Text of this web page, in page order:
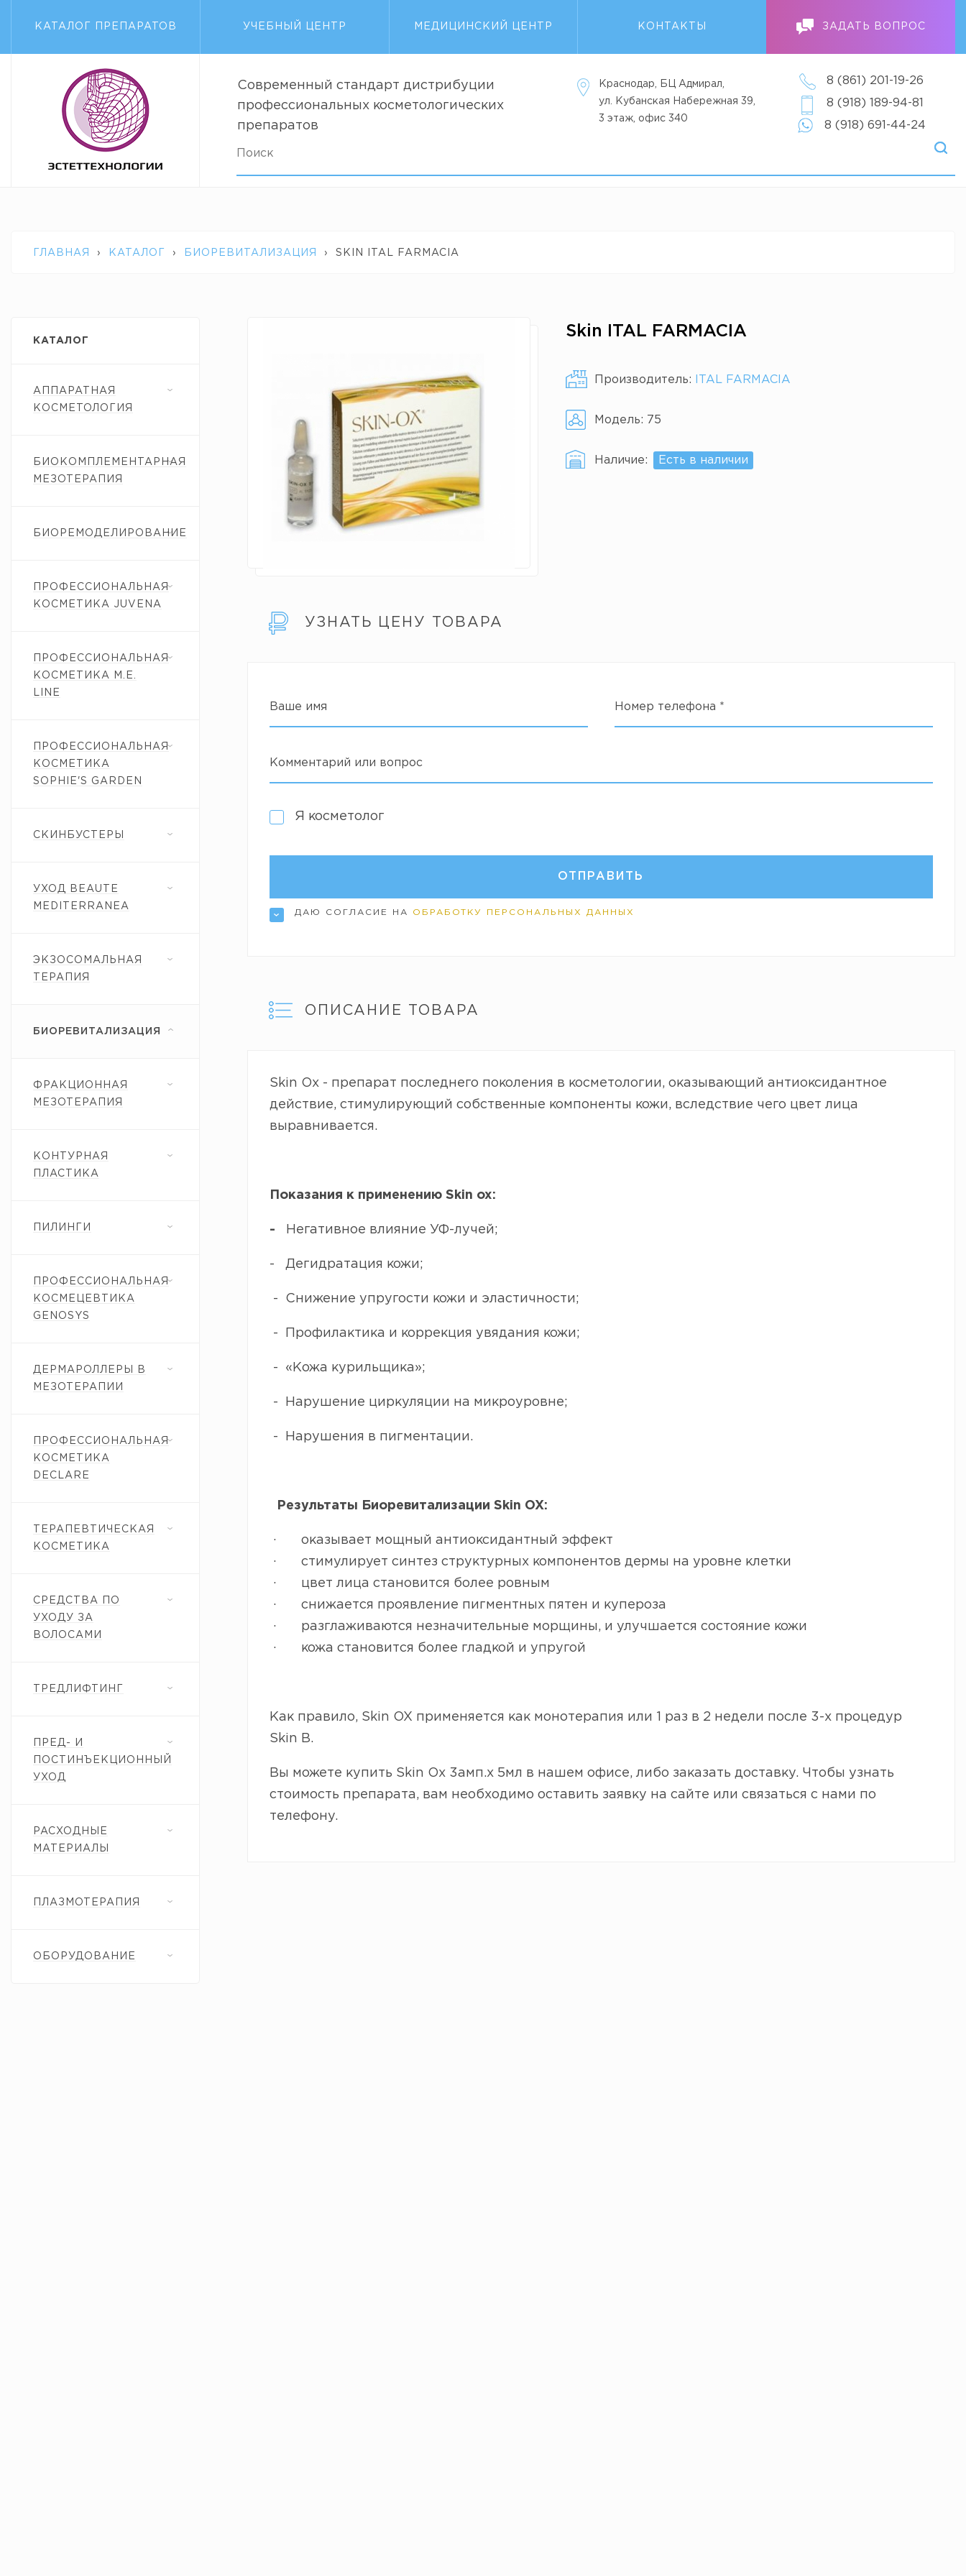
КАТАЛОГ ПРЕПАРАТОВ УЧЕБНЫЙ ЦЕНТР МЕДИЦИНСКИЙ ЦЕНТР КОНТАКТЫ ЗАДАТЬ ВОПРОС
Современный стандарт дистрибуции
профессиональных косметологических
препаратов
Краснодар, БЦ Адмирал,
ул. Кубанская Набережная 39,
3 этаж, офис 340
8 (861) 201-19-26
8 (918) 189-94-81
8 (918) 691-44-24
ГЛАВНАЯ › КАТАЛОГ › БИОРЕВИТАЛИЗАЦИЯ › SKIN ITAL FARMACIA
КАТАЛОГ
АППАРАТНАЯ
КОСМЕТОЛОГИЯ
БИОКОМПЛЕМЕНТАРНАЯ
МЕЗОТЕРАПИЯ
БИОРЕМОДЕЛИРОВАНИЕ
ПРОФЕССИОНАЛЬНАЯ
КОСМЕТИКА JUVENA
ПРОФЕССИОНАЛЬНАЯ
КОСМЕТИКА M.E.
LINE
ПРОФЕССИОНАЛЬНАЯ
КОСМЕТИКА
SOPHIE'S GARDEN
СКИНБУСТЕРЫ
УХОД BEAUTE
MEDITERRANEA
ЭКЗОСОМАЛЬНАЯ
ТЕРАПИЯ
БИОРЕВИТАЛИЗАЦИЯ
ФРАКЦИОННАЯ
МЕЗОТЕРАПИЯ
КОНТУРНАЯ
ПЛАСТИКА
ПИЛИНГИ
ПРОФЕССИОНАЛЬНАЯ
КОСМЕЦЕВТИКА
GENOSYS
ДЕРМАРОЛЛЕРЫ В
МЕЗОТЕРАПИИ
ПРОФЕССИОНАЛЬНАЯ
КОСМЕТИКА
DECLARE
ТЕРАПЕВТИЧЕСКАЯ
КОСМЕТИКА
СРЕДСТВА ПО
УХОДУ ЗА
ВОЛОСАМИ
ТРЕДЛИФТИНГ
ПРЕД- И
ПОСТИНЪЕКЦИОННЫЙ
УХОД
РАСХОДНЫЕ
МАТЕРИАЛЫ
ПЛАЗМОТЕРАПИЯ
ОБОРУДОВАНИЕ
Skin ITAL FARMACIA
Производитель: ITAL FARMACIA
Модель: 75
Наличие: Есть в наличии
УЗНАТЬ ЦЕНУ ТОВАРА
Ваше имя Номер телефона *
Комментарий или вопрос
Я косметолог
ДАЮ СОГЛАСИЕ НА ОБРАБОТКУ ПЕРСОНАЛЬНЫХ ДАННЫХ
ОПИСАНИЕ ТОВАРА
Skin Ox - препарат последнего поколения в косметологии, оказывающий антиоксидантное
действие, стимулирующий собственные компоненты кожи, вследствие чего цвет лица
выравнивается.
Показания к применению Skin ox:
- Негативное влияние УФ-лучей;
- Дегидратация кожи;
- Снижение упругости кожи и эластичности;
- Профилактика и коррекция увядания кожи;
- «Кожа курильщика»;
- Нарушение циркуляции на микроуровне;
- Нарушения в пигментации.
Результаты Биоревитализации Skin OX:
· оказывает мощный антиоксидантный эффект
· стимулирует синтез структурных компонентов дермы на уровне клетки
· цвет лица становится более ровным
· снижается проявление пигментных пятен и купероза
· разглаживаются незначительные морщины, и улучшается состояние кожи
· кожа становится более гладкой и упругой
Как правило, Skin OX применяется как монотерапия или 1 раз в 2 недели после 3-х процедур
Skin В.
Вы можете купить Skin Ox 3амп.х 5мл в нашем офисе, либо заказать доставку. Чтобы узнать
стоимость препарата, вам необходимо оставить заявку на сайте или связаться с нами по
телефону.